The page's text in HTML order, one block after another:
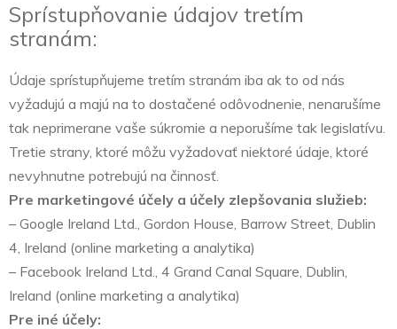
Sprístupňovanie údajov tretím
stranám:
Údaje sprístupňujeme tretím stranám iba ak to od nás
vyžadujú a majú na to dostačené odôvodnenie, nenarušíme
tak neprimerane vaše súkromie a neporušíme tak legislatívu.
Tretie strany, ktoré môžu vyžadovať niektoré údaje, ktoré
nevyhnutne potrebujú na činnosť.
Pre marketingové účely a účely zlepšovania služieb:
– Google Ireland Ltd., Gordon House, Barrow Street, Dublin
4, Ireland (online marketing a analytika)
– Facebook Ireland Ltd., 4 Grand Canal Square, Dublin,
Ireland (online marketing a analytika)
Pre iné účely: